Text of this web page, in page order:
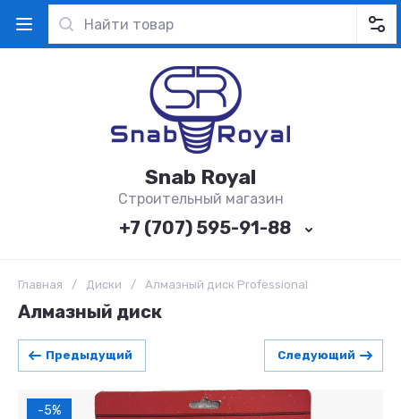
Snab Royal
Строительный магазин
+7 (707) 595-91-88
Главная / Диски / Алмазный диск Professional
Алмазный диск
Предыдущий Следующий
-5%